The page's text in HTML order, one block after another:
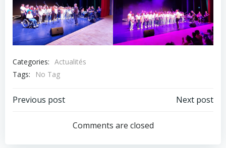
Categories: Actualités
Tags:
No Tag
Post
navigation
Previous post
navigation
Next post
Comments are closed